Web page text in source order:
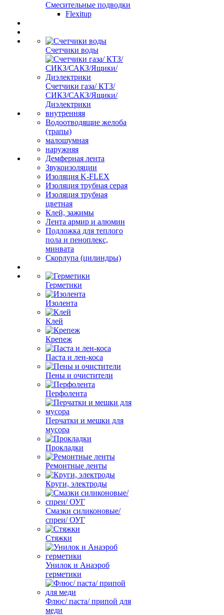
Смесительные подводки
Flexitup
Счетчики воды
Счетчики газа/ КТЗ/
СИКЗ/САКЗ/Ящики/
Диэлектрики
внутренняя
Водоотводящие желоба
(трапы)
малошумная
наружняя
Демферная лента
Звукоизоляции
Изоляция K-FLEX
Изоляция трубная серая
Изоляция трубная
цветная
Клей, зажимы
Лента армир и алюмин
Подложка для теплого
пола и пеноплекс,
минвата
Скорлупа (цилиндры)
Герметики
Изолента
Клей
Крепеж
Паста и лен-коса
Пены и очистители
Перфолента
Перчатки и мешки для
мусора
Прокладки
Ремонтные ленты
Круги, электроды
Смазки силиконовые/
спреи/ ОУГ
Стяжки
Унилок и Анаэроб
герметики
Флюс/ паста/ припой для
меди